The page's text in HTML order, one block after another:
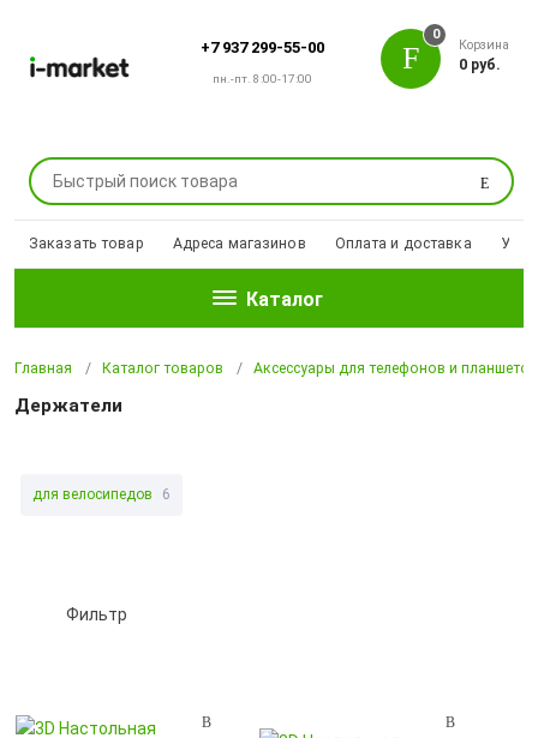
+7 937 299-55-00
пн.-пт. 8:00-17:00
Поиск
0
Корзина
0 руб.
Заказать товар Адреса магазинов Оплата и доставка
Каталог
Главная Каталог товаров Аксессуары для телефонов и планшетов
Держатели
для велосипедов 6
Фильтр